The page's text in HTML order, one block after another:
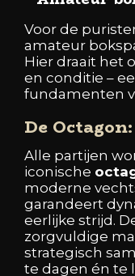
Voor de
amateur
Hier draait het
en conditie –
fundamenten
De
Alle partijen
iconische
moderne
garandeert
eerlijke strijd.
zorgvuldige
strategisch
te dagen én te